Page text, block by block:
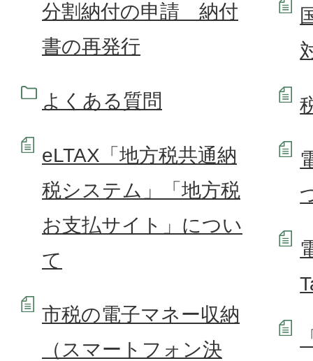
分割納付の申請 納付
書の再発行
よくある質問
eLTAX「地方税共通納
税システム」「地方税
お支払サイト」につい
て
市税の電子マネー収納
（スマートフォン決